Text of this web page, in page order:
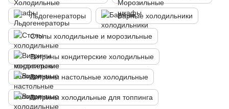
Льдогенераторы Барные холодильники
Столы холодильные и морозильные
Витрины кондитерские холодильные
Витрины настольные холодильные
Витрины холодильные для топпинга